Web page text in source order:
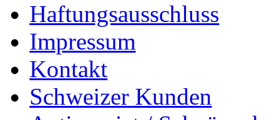
Haftungsausschluss
Impressum
Kontakt
Schweizer Kunden